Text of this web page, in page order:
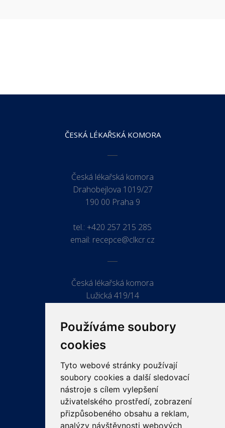
Používáme soubory
cookies
Tyto webové stránky používají
soubory cookies a další sledovací
nástroje s cílem vylepšení
uživatelského prostředí, zobrazení
přizpůsobeného obsahu a reklam,
analýzy návštěvnosti webových
ČESKÁ LÉKAŘSKÁ KOMORA
Česká lékařská komora
Drahobejlova 1019/27
190 00 Praha 9
tel.: +420 257 215 285
email: recepce@clkcr.cz
Česká lékařská komora
Lužická 419/14
ODKAZY
PRO LÉKAŘE
PRO VEŘEJNOST
VZDĚLÁVÁNÍ